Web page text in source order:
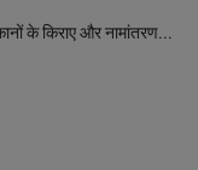
के किराए और नामांतरण...